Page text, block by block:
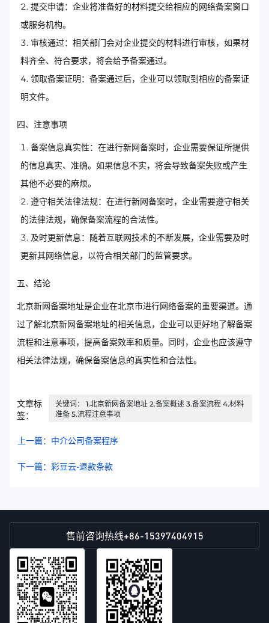
提交申请：企业将准备好的材料提交给相应的网络备案窗口
或服务机构。
审核通过：相关部门会对企业提交的材料进行审核，如果材
料齐全、符合要求，将会给予备案通过。
领取备案证明：备案通过后，企业可以领取到相应的备案证
明文件。
四、注意事项
备案信息真实性：在进行新网备案时，企业需要保证所提供
的信息真实、准确。如果信息不实，将会导致备案失败或产生
其他不必要的麻烦。
遵守相关法律法规：在进行新网备案时，企业需要遵守相关
的法律法规，确保备案流程的合法性。
及时更新信息：随着互联网技术的不断发展，企业需要及时
更新其网络信息，以符合相关部门的监管要求。
五、结论
北京新网备案地址是企业在北京市进行网络备案的重要渠道。通
过了解北京新网备案地址的相关信息，企业可以更好地了解备案
流程和注意事项，提高备案效率和质量。同时，企业也应该遵守
相关法律法规，确保备案信息的真实性和合法性。
文章标
签：
关键词： 1.北京新网备案地址 2.备案概述 3.备案流程 4.材料
准备 5.流程注意事项
上一篇：中介公司备案程序
下一篇：彩豆云-退款条款
售前咨询热线+86-15397404915